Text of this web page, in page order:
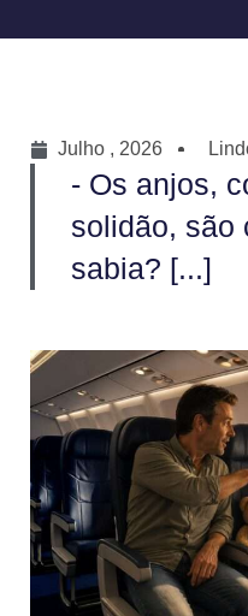
Julho , 2026
- Os anjos,
solidão, são
sabia? [...]